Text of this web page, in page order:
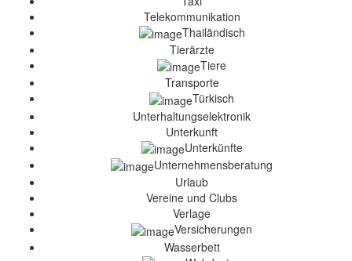
Telekommunikation
Thailändisch
Tierärzte
Tiere
Transporte
Türkisch
Unterhaltungselektronik
Unterkunft
Unterkünfte
Unternehmensberatung
Urlaub
Vereine und Clubs
Verlage
Versicherungen
Wasserbett